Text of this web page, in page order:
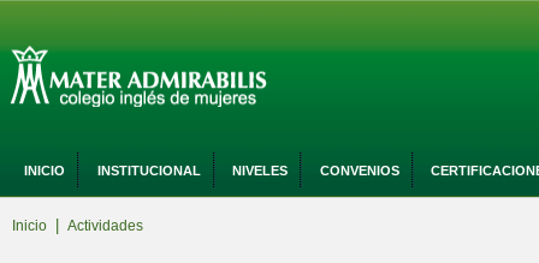
INICIO INSTITUCIONAL NIVELES CONVENIOS
Inicio Actividades